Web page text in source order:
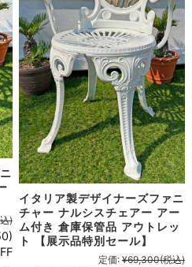
)
イタリア製デザイナーズファニ
チャー ナルシスチェアー アー
ム付き 倉庫保管品 アウトレッ
ト 【展示品特別セール】
定価: ¥69,300(税込)